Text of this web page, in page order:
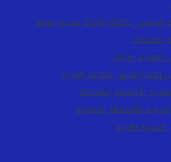
طب و صحة
الملكية
المجيدالاخبار
لعيد العرش المجيدالاخبار
الأنشطة الملكية
الأنشطة الملكية
المجيدالاخبار